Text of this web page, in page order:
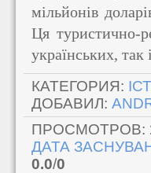
мільйонів
Ця туристично-
українських, так
КАТЕГОРИЯ:
ДОБАВИЛ:
ПРОСМОТРОВ:
ДАТА
0.0/0